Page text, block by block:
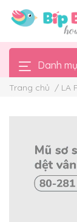
Danh
Trang chủ / LA